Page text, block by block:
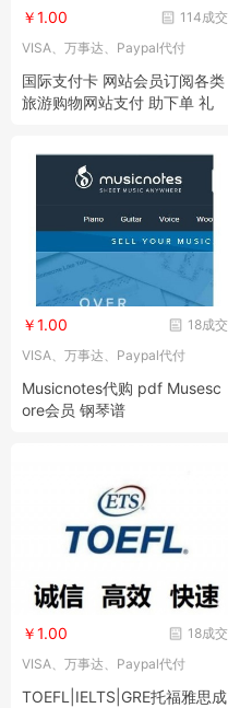
114成交
￥1.00
VISA、万事达、Paypal代付
国际支付卡 网站会员订阅各类
旅游购物网站支付 助下单 礼
18成交
￥1.00
VISA、万事达、Paypal代付
Musicnotes代购 pdf Musesc
ore会员 钢琴谱
18成交
￥1.00
VISA、万事达、Paypal代付
TOEFL|IELTS|GRE托福雅思成